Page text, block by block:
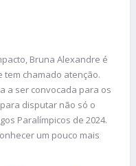
Bruna Alexandre é
tem chamado atenção.
a ser convocada para os
disputar não só o
Paralímpicos de 2024.
um pouco mais